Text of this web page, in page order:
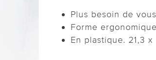
Plus besoin de
Forme
En plastique. 21,3